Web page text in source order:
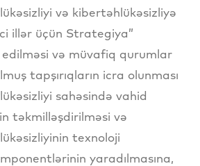
və kibertəhlükəsizliyə
illər üçün Strategiya”
və müvafiq qurumlar
tapşırıqların icra olunması
sahəsində vahid
təkmilləşdirilməsi və
texnoloji
yaradılmasına,